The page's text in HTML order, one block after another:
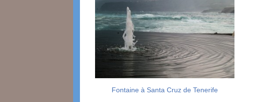
Fontaine à Santa Cruz de Tenerife